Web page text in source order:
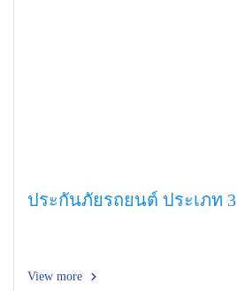
ประกันภัยรถยนต์ ประเภท 3
View more